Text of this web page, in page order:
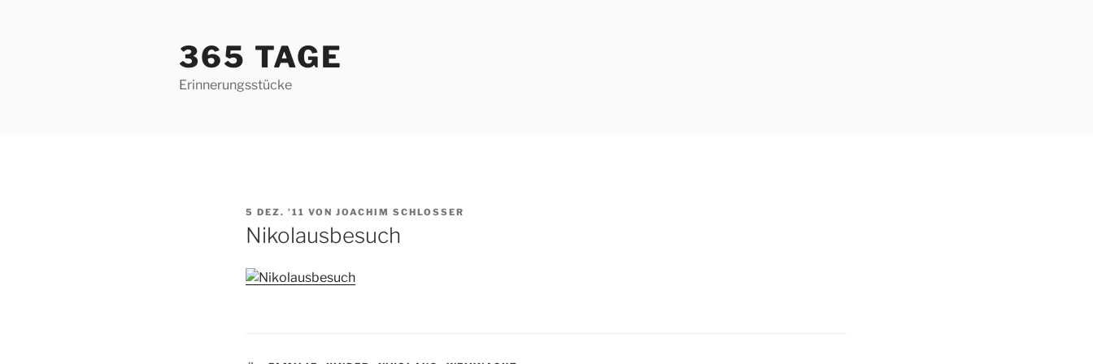
365 TAGE
Erinnerungsstücke
VERÖFFENTLICHT
AM
5 DEZ. ’11 VON JOACHIM SCHLOSSER
Nikolausbesuch